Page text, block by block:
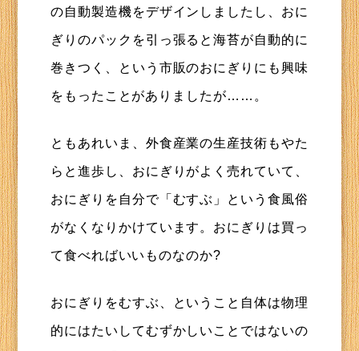
の自動製造機をデザインしましたし、おに
ぎりのパックを引っ張ると海苔が自動的に
巻きつく、という市販のおにぎりにも興味
をもったことがありましたが……。
ともあれいま、外食産業の生産技術もやた
らと進歩し、おにぎりがよく売れていて、
おにぎりを自分で「むすぶ」という食風俗
がなくなりかけています。おにぎりは買っ
て食べればいいものなのか?
おにぎりをむすぶ、ということ自体は物理
的にはたいしてむずかしいことではないの